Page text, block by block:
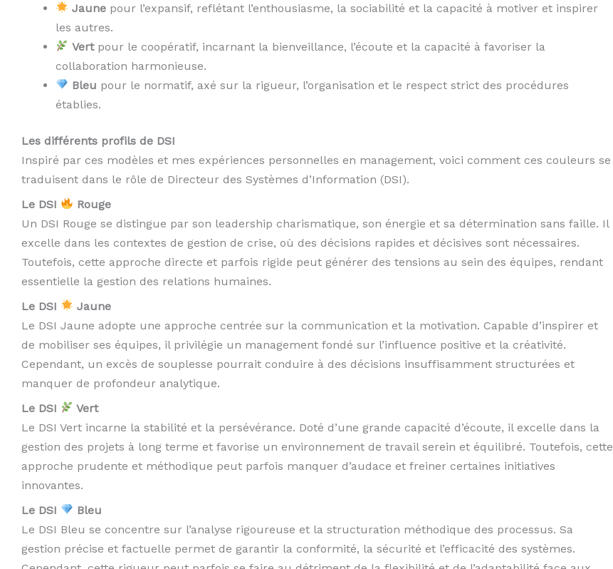
Jaune pour l’expansif, reflétant l’enthousiasme, la sociabilité et la capacité à motiver et inspirer
les autres.
Vertpour le coopératif, incarnant la bienveillance, l’écoute et la capacité à favoriser la
collaboration harmonieuse.
Bleu pour le normatif, axé sur la rigueur, l’organisation et le respect strict des procédures
établies.
Les différents profils de DSI
Inspiré par ces modèles et mes expériences personnelles en management, voici comment ces couleurs se
traduisent dans le rôle de Directeur des Systèmes d’Information (DSI).
Le DSI
Rouge
Un DSI Rouge se distingue par son leadership charismatique, son énergie et sa détermination sans faille. Il
excelle dans les contextes de gestion de crise, où des décisions rapides et décisives sont nécessaires.
Toutefois, cette approche directe et parfois rigide peut générer des tensions au sein des équipes, rendant
essentielle la gestion des relations humaines.
Le DSI
Jaune
Le DSI Jaune adopte une approche centrée sur la communication et la motivation. Capable d’inspirer et
de mobiliser ses équipes, il privilégie un management fondé sur l’influence positive et la créativité.
Cependant, un excès de souplesse pourrait conduire à des décisions insuffisamment structurées et
manquer de profondeur analytique.
Le DSI
Vert
Le DSI Vert incarne la stabilité et la persévérance. Doté d’une grande capacité d’écoute, il excelle dans la
gestion des projets à long terme et favorise un environnement de travail serein et équilibré. Toutefois, cette
approche prudente et méthodique peut parfois manquer d’audace et freiner certaines initiatives
innovantes.
Le DSI
Bleu
Le DSI Bleu se concentre sur l’analyse rigoureuse et la structuration méthodique des processus. Sa
gestion précise et factuelle permet de garantir la conformité, la sécurité et l’efficacité des systèmes.